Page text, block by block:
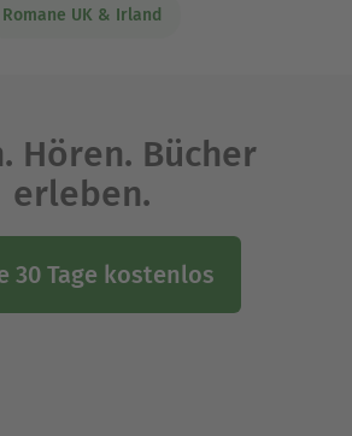
Romane UK & Irland
Hören. Bücher
erleben.
30 Tage kostenlos